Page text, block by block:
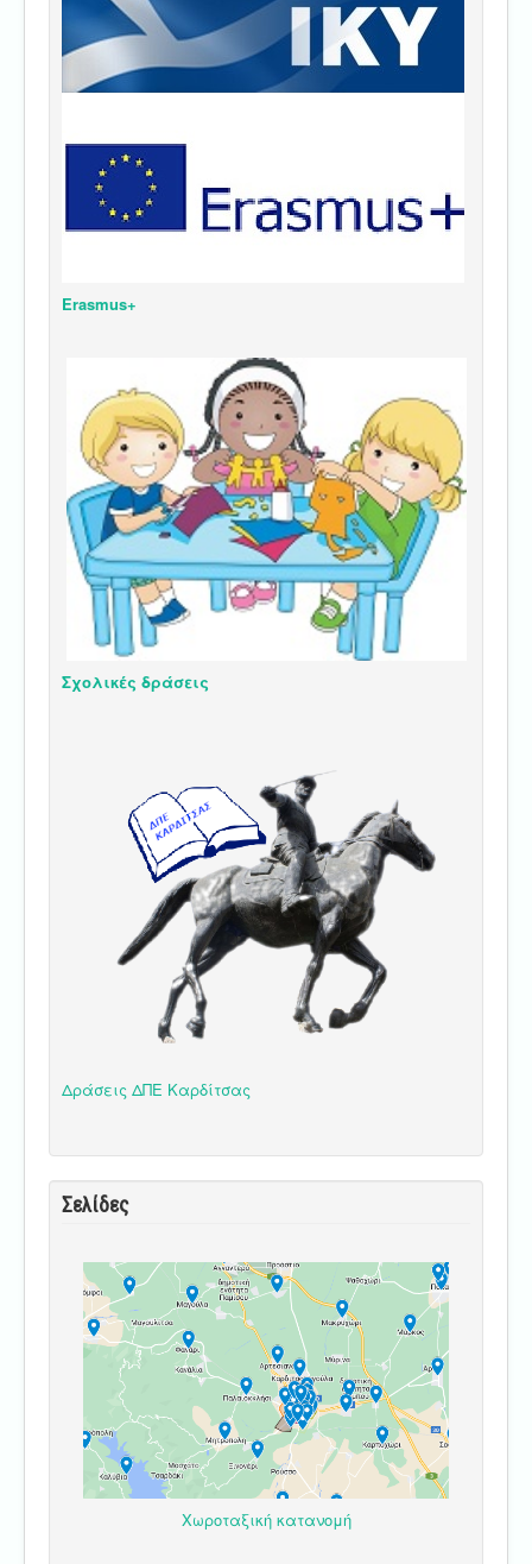
Erasmus+
Σχολικές δράσεις
Δράσεις ΔΠΕ Καρδίτσας
Σελίδες
Χωροταξική κατανομή